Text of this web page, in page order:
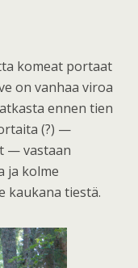
komeat portaat
on vanhaa viroa
ennen tien
(?) —
— vastaan
ja kolme
kaukana tiestä.